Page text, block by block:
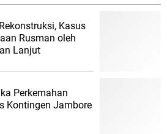
Kasus
Rusman oleh
Lanjut
Perkemahan
Kontingen Jambore